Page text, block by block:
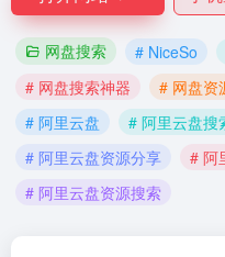
网盘搜索 # NiceSo
# 网盘搜索神器
# 网盘资
# 阿里云盘
# 阿里云盘搜
# 阿里云盘资源分享
# 阿
# 阿里云盘资源搜索